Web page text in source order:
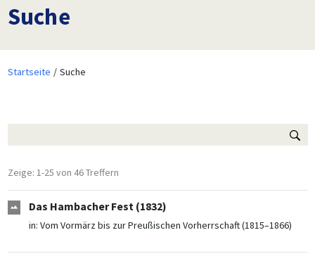
Suche
Startseite Suche
Zeige: 1-25 von 46 Treffern
Das Hambacher Fest (1832)
in: Vom Vormärz bis zur Preußischen Vorherrschaft (1815–1866)